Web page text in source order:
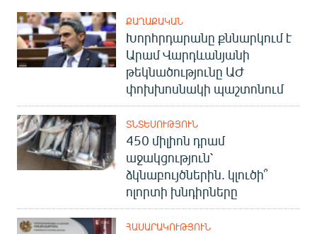
«Ազատության» բոլոր կայքերը
ՔԱՂԱՔԱԿԱՆ
Խորհրդարանը քննարկում է
Արամ Վարդևանյանի
թեկնածությունը ԱԺ
փոխխոսնակի պաշտոնում
ՏՆՏԵՍՈՒԹՅՈՒՆ
450 միլիոն դրամ
աջակցություն՝
ձկնաբույծներին. կլուծի՞
ոլորտի խնդիրները
ՀԱՍԱՐԱԿՈՒԹՅՈՒՆ